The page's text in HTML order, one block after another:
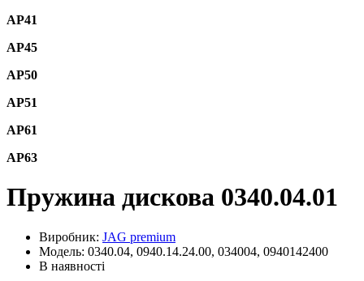
AP41
AP45
AP50
AP51
AP61
AP63
Пружина дискова 0340.04.01
Виробник: JAG premium
Модель: 0340.04, 0940.14.24.00, 034004, 0940142400
В наявності